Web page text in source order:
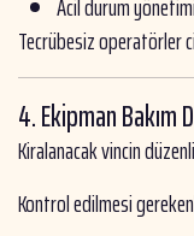
Tecrübesiz operatörler
4. Ekipman Bakım
Kiralanacak vincin
Kontrol edilmesi